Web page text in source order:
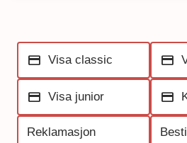
Visa classic
credit_card credit_card
Visa junior
credit_card credit_card
Reklamasjon